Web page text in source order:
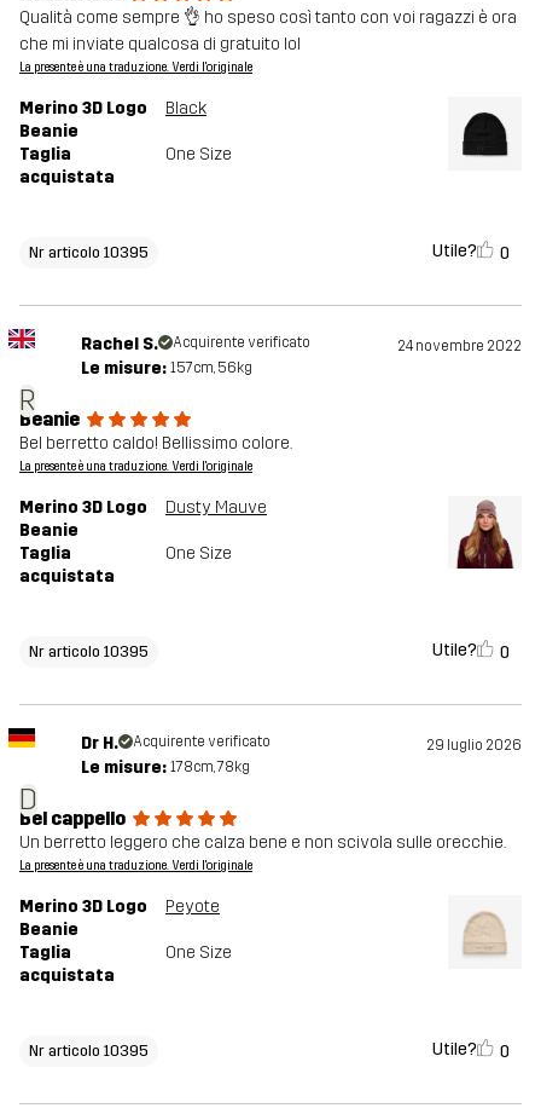
Qualità come sempre 👌 ho speso così tanto con voi ragazzi è ora
che mi inviate qualcosa di gratuito lol
La presente è una traduzione. Verdi l'originale
Merino 3D Logo
Beanie
Black
Taglia
acquistata
One Size
Nr articolo 10395 Utile? 0
R
Rachel S. Acquirente verificato 24 novembre 2022
Le misure: 157cm, 56kg
Beanie
Bel berretto caldo! Bellissimo colore.
La presente è una traduzione. Verdi l'originale
Merino 3D Logo
Beanie
Dusty Mauve
Taglia
acquistata
One Size
Nr articolo 10395 Utile? 0
D
Dr H. Acquirente verificato 29 luglio 2026
Le misure: 178cm, 78kg
Bel cappello
Un berretto leggero che calza bene e non scivola sulle orecchie.
La presente è una traduzione. Verdi l'originale
Merino 3D Logo
Beanie
Peyote
Taglia
acquistata
One Size
Nr articolo 10395 Utile? 0